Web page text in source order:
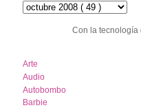
Con la tecnología
Arte
Audio
Autobombo
Barbie